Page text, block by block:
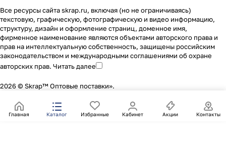
Все ресурсы сайта skrap.ru, включая (но не ограничиваясь)
текстовую, графическую, фотографическую и видео информацию,
структуру, дизайн и оформление страниц, доменное имя,
фирменное наименование являются объектами авторского права и
прав на интеллектуальную собственность, защищены российским
законодательством и международными соглашениями об охране
авторских прав. Читать далее
2026 © Skrap™ Оптовые поставки».
Главная Каталог Избранные Кабинет Акции Контакты